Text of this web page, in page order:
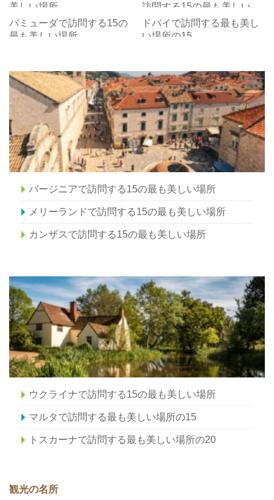
美しい場所
訪問する15の最も美しい場
所
バミューダで訪問する15の
最も美しい場所
ドバイで訪問する最も美し
い場所の15
バージニアで訪問する15の最も美しい場所
メリーランドで訪問する15の最も美しい場所
カンザスで訪問する15の最も美しい場所
ウクライナで訪問する15の最も美しい場所
マルタで訪問する最も美しい場所の15
トスカーナで訪問する最も美しい場所の20
観光の名所